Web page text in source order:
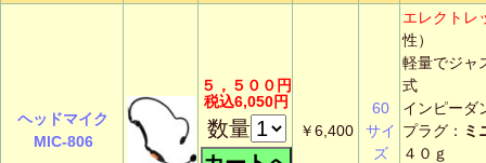
ヘッドマイク
MIC-806
５，５００円
税込6,050円
数量 ￥6,400
60
サイ
ズ
エレクトレ
性）
軽量でジャ
式
インピーダ
プラグ： ミ
４０ｇ